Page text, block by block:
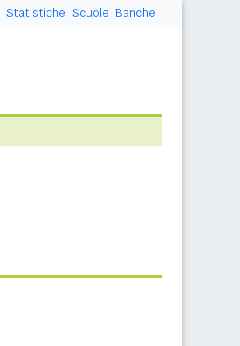
Statistiche Scuole Banche